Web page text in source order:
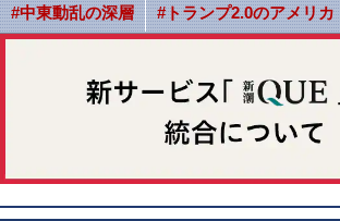
#中東動乱の深層 #トランプ2.0のアメリカ